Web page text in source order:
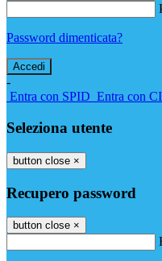
Password dimenticata?
-
Entra con SPID Entra con
Seleziona utente
button close ×
Recupero password
button close ×